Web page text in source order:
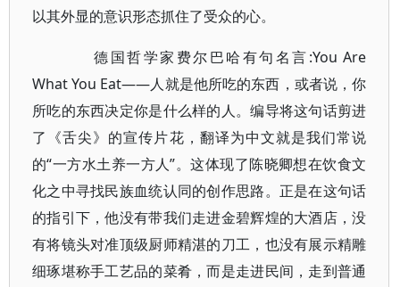
以其外显的意识形态抓住了受众的心。
德国哲学家费尔巴哈有句名言:You Are
What You Eat——人就是他所吃的东西，或者说，你
所吃的东西决定你是什么样的人。编导将这句话剪进
了《舌尖》的宣传片花，翻译为中文就是我们常说
的“一方水土养一方人”。这体现了陈晓卿想在饮食文
化之中寻找民族血统认同的创作思路。正是在这句话
的指引下，他没有带我们走进金碧辉煌的大酒店，没
有将镜头对准顶级厨师精湛的刀工，也没有展示精雕
细琢堪称手工艺品的菜肴，而是走进民间，走到普通